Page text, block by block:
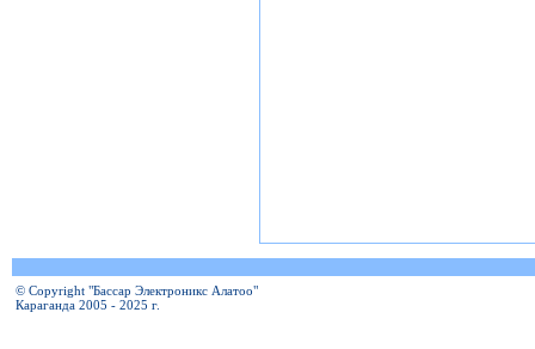
© Copyright "Бассар Электроникс Алатоо"
Караганда 2005 - 2025 г.